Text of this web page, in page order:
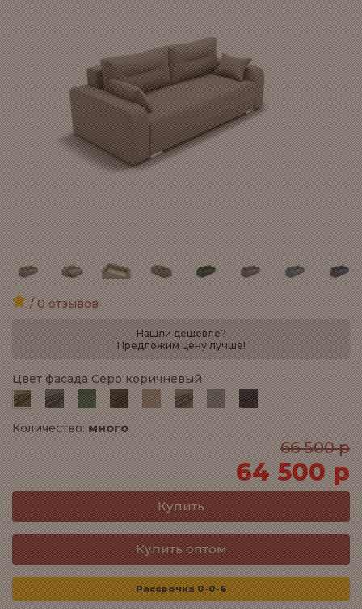
/ 0 отзывов
Нашли дешевле?
Предложим цену лучше!
Цвет фасада Серо коричневый
Количество:много
66 500 р
64 500 р
Купить оптом
Рассрочка 0-0-6